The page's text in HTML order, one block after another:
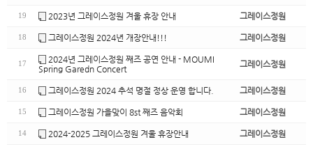
19 2023년 그레이스정원 겨울 휴장 안내 그레이스정원
18 그레이스정원 2024년 개장안내!!! 그레이스정원
17
2024년 그레이스정원 째즈 공연 안내 - MOUMI
Spring Garedn Concert
그레이스정원
16 그레이스정원 2024 추석 명절 정상 운영 합니다. 그레이스정원
15 그레이스정원 가을맞이 8st 째즈 음악회 그레이스정원
14 2024-2025 그레이스정원 겨울 휴장안내 그레이스정원